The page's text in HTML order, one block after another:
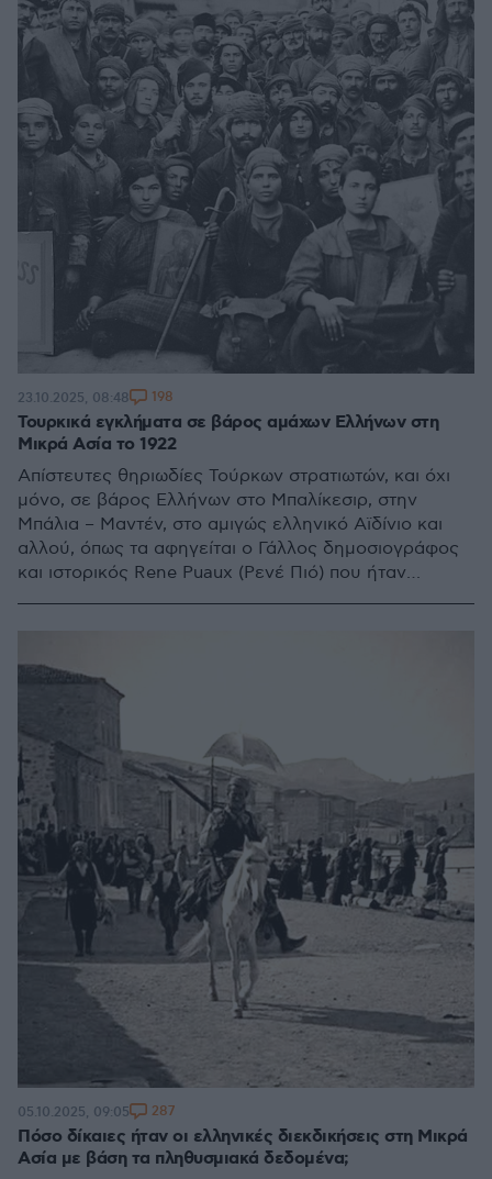
Τουρκικά εγκλήματα σε βάρος αμάχων Ελλήνων στη
Μικρά Ασία το 1922
Απίστευτες θηριωδίες Τούρκων στρατιωτών, και όχι
μόνο, σε βάρος Ελλήνων στο Μπαλίκεσιρ, στην
Μπάλια – Μαντέν, στο αμιγώς ελληνικό Αϊδίνιο και
αλλού, όπως τα αφηγείται ο Γάλλος δημοσιογράφος
και ιστορικός Rene Puaux (Ρενέ Πιό) που ήταν
23.10.2025, 08:48 198
Πόσο δίκαιες ήταν οι ελληνικές διεκδικήσεις στη Μικρά
Ασία με βάση τα πληθυσμιακά δεδομένα;
05.10.2025, 09:05 287